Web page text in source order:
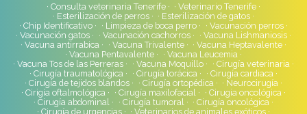
Consulta veterinaria Tenerife
Veterinario Tenerife
Esterilización de perros
Esterilización de gatos
Chip Identificativo
Limpieza de boca perro
Vacunación perros
Vacunación gatos
Vacunación cachorros
Vacuna Lishmaniosis
Vacuna antirrabica
Vacuna Trivalente
Vacuna Heptavalente
Vacuna Pentavalente
Vacuna Leucemia
Vacuna Tos de las Perreras
Vacuna Moquillo
Cirugía veterinaria
Cirugía traumatológica
Cirugía torácica
Cirugía cardiaca
Cirugía de tejidos blandos
Cirugía ortopédica
Neurocirugía
Cirigía oftalmológica
Cirugía maxilofacial
Cirugia oncológica
Cirugía abdominal
Cirugía tumoral
Cirugía oncológica
Cirugía de urgencias
Veterinarios de animales exóticos